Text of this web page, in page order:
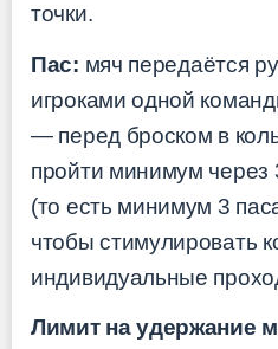
точки.
Пас: мяч передаётся
игроками одной
— перед броском в
пройти минимум через
(то есть минимум 3
чтобы стимулировать
индивидуальные
Лимит на удержание